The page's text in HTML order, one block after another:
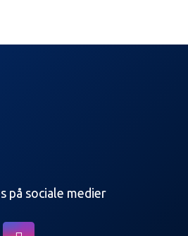
på sociale medier